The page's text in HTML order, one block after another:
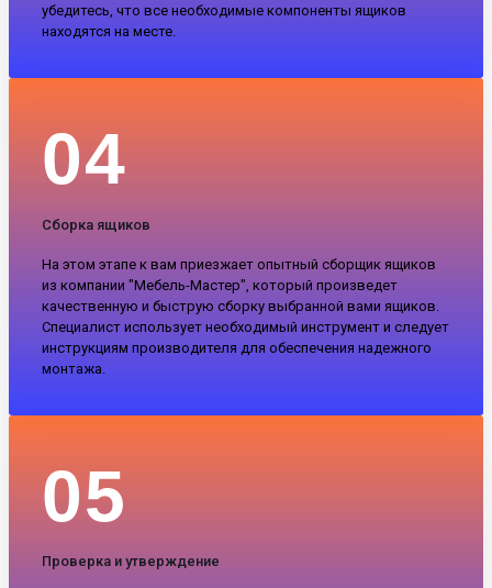
убедитесь, что все необходимые компоненты ящиков
находятся на месте.
04
Сборка ящиков
На этом этапе к вам приезжает опытный сборщик ящиков
из компании "Мебель-Мастер", который произведет
качественную и быструю сборку выбранной вами ящиков.
Специалист использует необходимый инструмент и следует
инструкциям производителя для обеспечения надежного
монтажа.
05
Проверка и утверждение